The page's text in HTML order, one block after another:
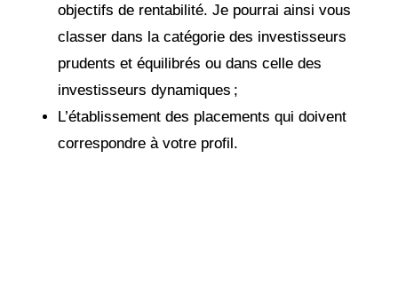
objectifs de rentabilité. Je pourrai ainsi vous
classer dans la catégorie des investisseurs
prudents et équilibrés ou dans celle des
investisseurs dynamiques ;
L’établissement des placements qui doivent
correspondre à votre profil.